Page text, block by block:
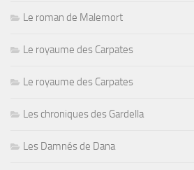
Le roman de Malemort
Le royaume des Carpates
Le royaume des Carpates
Les chroniques des Gardella
Les Damnés de Dana